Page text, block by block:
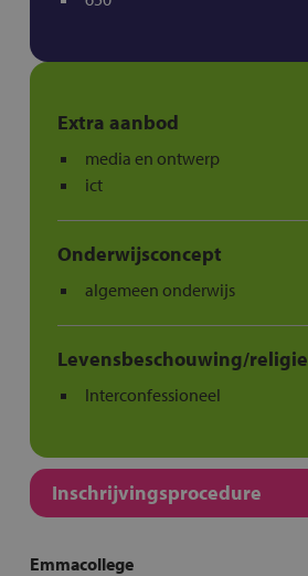
Inschrijvingsprocedure
Emmacollege
Extra aanbod
media en ontwerp
ict
Onderwijsconcept
algemeen onderwijs
Levensbeschouwing/religie
Interconfessioneel